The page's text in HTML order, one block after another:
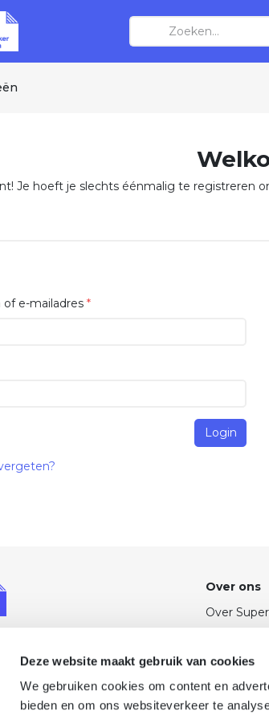
Deze website maakt gebruik van cookies
We gebruiken cookies om content en
bieden en om ons websiteverkeer te
Je hoeft je slechts éénmalig te registreren
of e-mailadres *
Login
Over ons
Over
Vacatures
Contact